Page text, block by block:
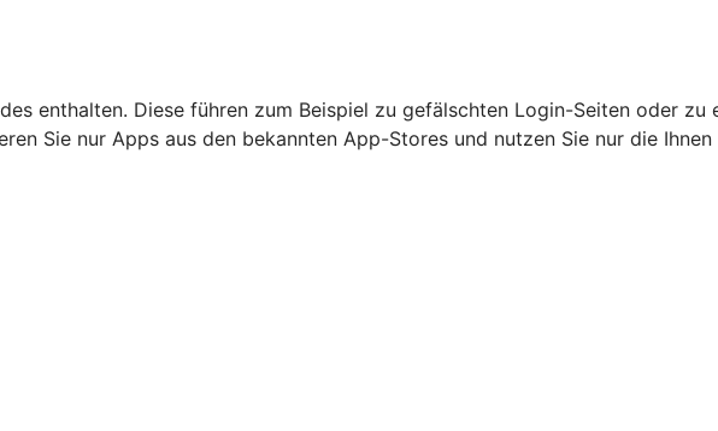
enthalten. Diese führen zum Beispiel zu gefälschten Login-Seiten oder
Sie nur Apps aus den bekannten App-Stores und nutzen Sie nur die